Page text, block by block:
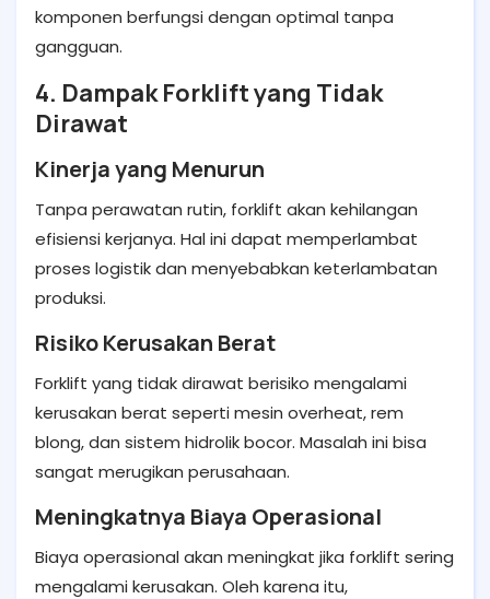
komponen berfungsi dengan optimal tanpa
gangguan.
4. Dampak Forklift yang Tidak
Dirawat
Kinerja yang Menurun
Tanpa perawatan rutin, forklift akan kehilangan
efisiensi kerjanya. Hal ini dapat memperlambat
proses logistik dan menyebabkan keterlambatan
produksi.
Risiko Kerusakan Berat
Forklift yang tidak dirawat berisiko mengalami
kerusakan berat seperti mesin overheat, rem
blong, dan sistem hidrolik bocor. Masalah ini bisa
sangat merugikan perusahaan.
Meningkatnya Biaya Operasional
Biaya operasional akan meningkat jika forklift sering
mengalami kerusakan. Oleh karena itu,